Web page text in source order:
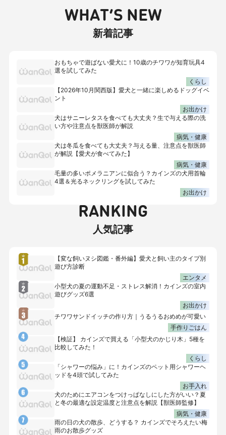
WHAT’S NEW
新着記事
おもちゃで遊ばない愛犬に！10歳のチワワが知育玩具4
選を試してみた
くらし
【2026年10月関西版】愛犬と一緒に楽しめるドッグイベ
ント
お出かけ
犬はサニーレタスを食べても大丈夫？生で与える際の洗
い方や注意点を獣医師が解説
病気・健康
犬は冬瓜を食べても大丈夫？与える量、注意点を獣医師
が解説【愛犬が食べてみた】
病気・健康
毛量の多いポメラニアンに似合う？カインズの犬用首輪
4選＆光るネックリングを試してみた
お出かけ
RANKING
人気記事
【変な飼いヌシ図鑑・番外編】愛犬と飼い主のタイプ別
遊び方診断
エンタメ
小型犬の夏の運動不足・ストレス解消！カインズの室内
遊びグッズ6選
お出かけ
チワワサンドイッチの作り方｜うるうるおめめが可愛い
手作りごはん
【検証】 カインズで買える「小型犬のかじり木」5種を
比較してみた！
くらし
「シャワーの悩み」に！カインズのペット用シャワーヘ
ッドを4頭で試してみた
お手入れ
犬のためにエアコンをつけっぱなしにした方がいい？夏
と冬の最適な設定温度と注意点を解説【獣医師監修】
病気・健康
雨の日の犬の散歩、どうする？ カインズでそろえたい梅
雨のお散歩グッズ